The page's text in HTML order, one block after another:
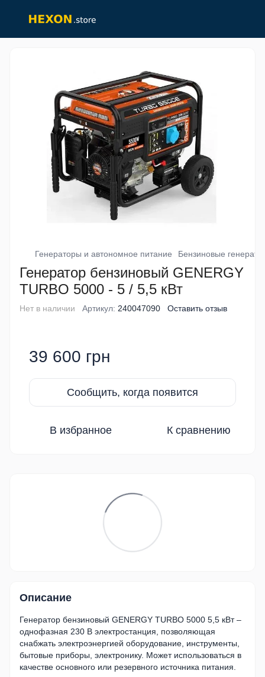
Генераторы и автономное питание Бензиновые
Генератор бензиновый GENERGY
TURBO 5000 - 5 / 5,5 кВт
Нет в наличии Артикул: 240047090 Оставить отзыв
39 600 грн
Сообщить, когда появится
В избранное К сравнению
Описание
Генератор бензиновый GENERGY TURBO 5000 5,5 кВт –
однофазная 230 В электростанция, позволяющая
снабжать электроэнергией оборудование, инструменты,
бытовые приборы, электронику. Может использоваться в
качестве основного или резервного источника питания.